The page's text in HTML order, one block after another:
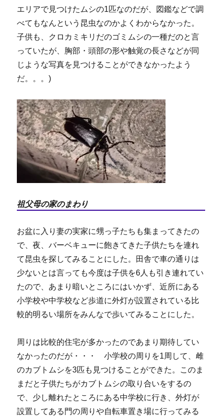
エリアで見つけたムシの1匹なのだが、図鑑などで調
べてもなんという昆虫なのかよくわからなかった。
子供も、クロカミキリだのゴミムシの一種だのと言
っていたが、胸部・頭部の形や触覚の長さなどが同
じような写真を見つけることができなかったよう
だ。。。)
祖父母の家のまわり
お盆に入り妻の実家に甥っ子たちも集まってきたの
で、夜、バーベキューに飽きてきた子供たちを連れ
て昆虫を探してみることにした。田舎で車の通りは
少ないとは言っても今度は子供を6人も引き連れてい
たので、あまり暗いところにはいかず、近所にある
小学校や中学校など歩道に外灯が設置されている比
較的明るい場所をみんなで歩いてみることにした。
周りは比較的住宅が多かったのであまり期待してい
なかったのだが・・・ 小学校の周りを1周して、雌
のカブトムシを3匹も見つけることができた。このま
まだと子供たちがカブトムシの取り合いをするの
で、少し離れたところにある中学校に行き、外灯が
設置してある門の周りや自転車置き場に行ってみる